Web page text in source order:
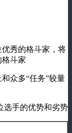
优秀的格斗家，将
格斗家
众多“任务”较量
选手的优势和劣势